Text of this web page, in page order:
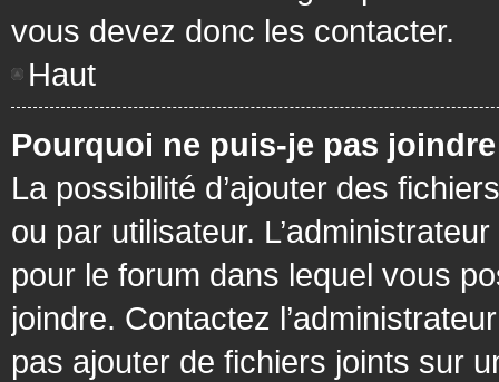
vous devez donc les contacter.
Haut
Pourquoi ne puis-je pas
La possibilité d’ajouter des
ou par utilisateur.
pour le forum dans lequel vous
joindre. Contactez
pas ajouter de fichiers joints sur